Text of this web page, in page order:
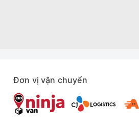
Đơn vị vận chuyển